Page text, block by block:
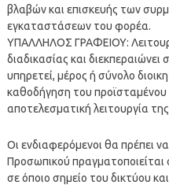
βλαβών και επισκευής των
εγκαταστάσεων του φορέα.
ΥΠΑΛΛΗΛΟΣ ΓΡΑΦΕΙΟΥ:
διαδικασίας και
υπηρετεί, μέρος ή σύνολο
καθοδήγηση του
αποτελεσματική λειτουργία
Οι ενδιαφερόμενοι θα πρέπει
Προσωπικού πραγματοποιείται
σε όποιο σημείο του δικτύου